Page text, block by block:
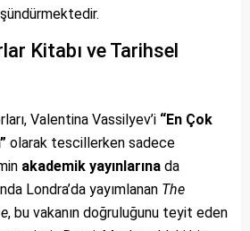
Kitabı ve Tarihsel
Valentina Vassilyev’i “En Çok
olarak tescillerken sadece
akademik yayınlarına da
Londra’da yayımlanan The
, bu vakanın doğruluğunu teyit eden